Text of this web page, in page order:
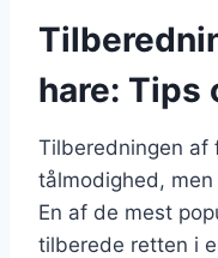
hare: Tips
Tilberedningen af
tålmodighed,
En af de mest
tilberede retten i